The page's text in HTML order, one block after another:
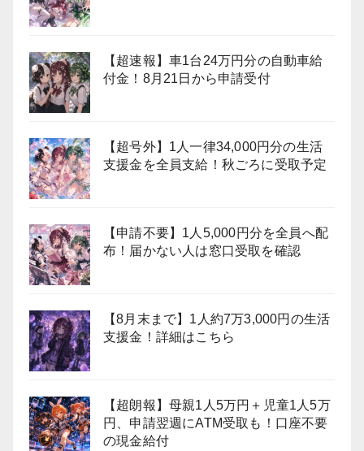
【超速報】車1台24万円分の自動車給
付金！8月21日から申請受付
【超号外】1人一律34,000円分の生活
支援金を全員支給！秋ごろに受取予定
【申請不要】1人5,000円分を全員へ配
布！届かない人は窓口受取を確認
【8月末まで】1人約7万3,000円の生活
支援金！詳細はこちら
【超朗報】母親1人5万円＋児童1人5万
円、申請翌週にATM受取も！口座不要
の現金給付